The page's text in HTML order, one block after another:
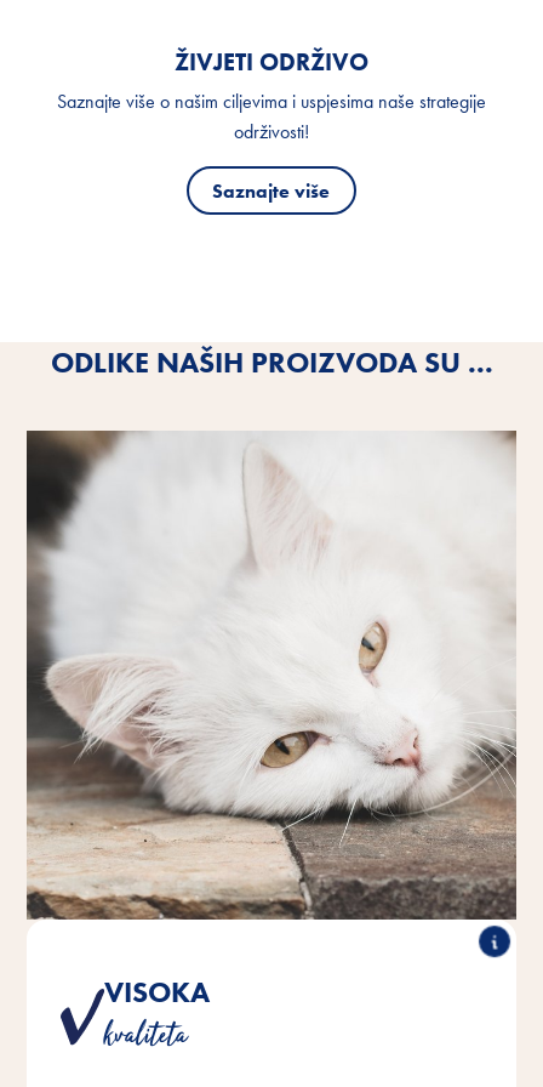
ŽIVJETI ODRŽIVO
Saznajte više o našim ciljevima i uspjesima naše strategije
održivosti!
Saznajte više
ODLIKE NAŠIH PROIZVODA SU ...
VISOKA
kvaliteta
Proizvod tvrtke Vitakraft naše je obećanje vama i vašoj
životinji da ćemo zadovoljiti najviše zahtjeve kvalitete.